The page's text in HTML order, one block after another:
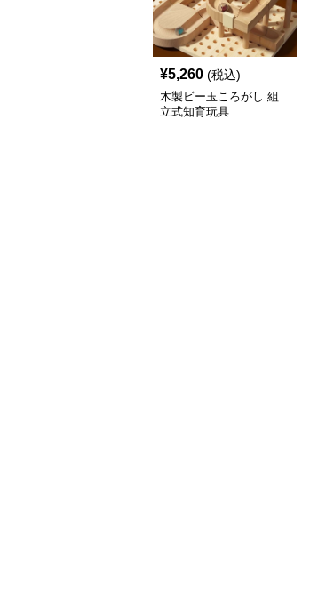
¥5,260 (税込)
木製ビー玉ころがし 組
立式知育玩具